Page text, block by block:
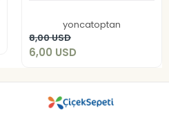
yoncatoptan
8,00 USD
6,00 USD
Add to cart